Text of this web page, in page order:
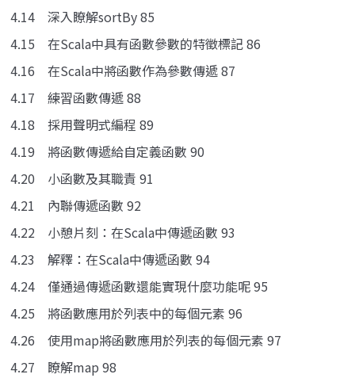
4.14 深入瞭解sortBy 85
4.15 在Scala中具有函數參數的特徵標記 86
4.16 在Scala中將函數作為參數傳遞 87
4.17 練習函數傳遞 88
4.18 採用聲明式編程 89
4.19 將函數傳遞給自定義函數 90
4.20 小函數及其職責 91
4.21 內聯傳遞函數 92
4.22 小憩片刻：在Scala中傳遞函數 93
4.23 解釋：在Scala中傳遞函數 94
4.24 僅通過傳遞函數還能實現什麼功能呢 95
4.25 將函數應用於列表中的每個元素 96
4.26 使用map將函數應用於列表的每個元素 97
4.27 瞭解map 98